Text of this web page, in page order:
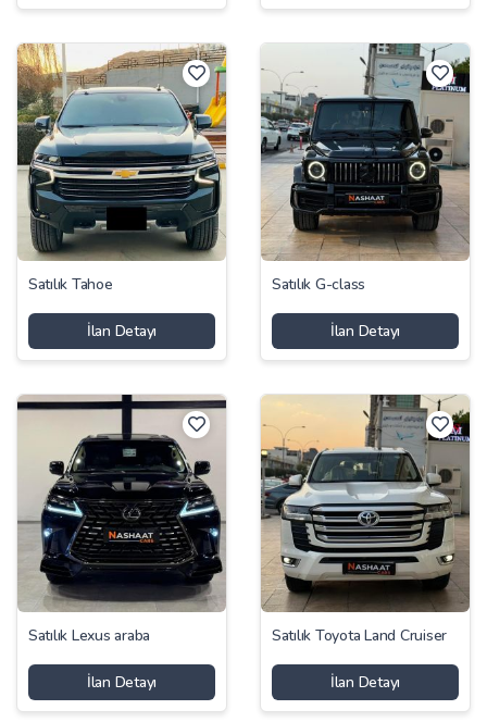
Satılık Tahoe
İlan Detayı
Satılık G-class
İlan Detayı
Satılık Lexus araba
İlan Detayı
Satılık Toyota Land Cruiser
İlan Detayı